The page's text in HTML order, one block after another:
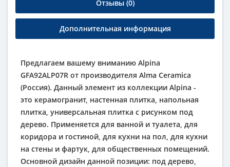
Отзывы (0)
Дополнительная информация
Предлагаем вашему вниманию Alpina
GFA92ALP07R от производителя Alma Ceramica
(Россия). Данный элемент из коллекции Alpina -
это керамогранит, настенная плитка, напольная
плитка, универсальная плитка с рисунком под
дерево. Применяется для ванной и туалета, для
коридора и гостиной, для кухни на пол, для кухни
на стены и фартук, для общественных помещений.
Основной дизайн данной позиции: под дерево,